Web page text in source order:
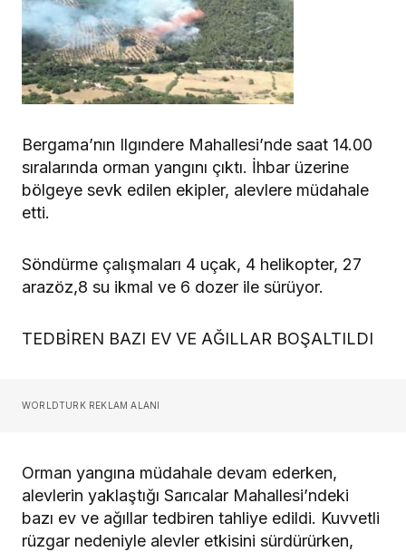
Bergama’nın Ilgındere Mahallesi’nde saat 14.00
sıralarında orman yangını çıktı. İhbar üzerine
bölgeye sevk edilen ekipler, alevlere müdahale
etti.
Söndürme çalışmaları 4 uçak, 4 helikopter, 27
arazöz,8 su ikmal ve 6 dozer ile sürüyor.
TEDBİREN BAZI EV VE AĞILLAR BOŞALTILDI
WORLDTURK REKLAM ALANI
Orman yangına müdahale devam ederken,
alevlerin yaklaştığı Sarıcalar Mahallesi’ndeki
bazı ev ve ağıllar tedbiren tahliye edildi. Kuvvetli
rüzgar nedeniyle alevler etkisini sürdürürken,